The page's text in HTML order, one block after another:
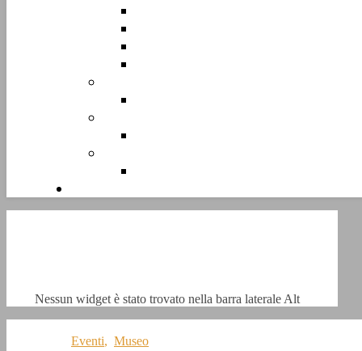
Nessun widget è stato trovato nella barra laterale Alt
Eventi, Museo